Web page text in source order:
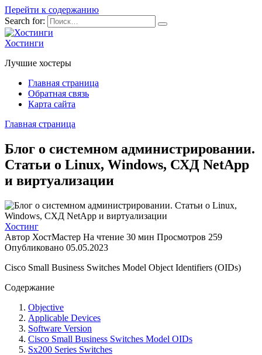
Перейти к содержанию
Search for:
Хостинги
Лучшие хостеры
Главная страница
Обратная связь
Карта сайта
Главная страница
Блог о системном администрировании.
Статьи о Linux, Windows, СХД NetApp
и виртуализации
Хостинг
Автор ХостМастер На чтение 30 мин Просмотров 259
Опубликовано 05.05.2023
Cisco Small Business Switches Model Object Identifiers (OIDs)
Содержание
Objective
Applicable Devices
Software Version
Cisco Small Business Switches Model OIDs
Sx200 Series Switches